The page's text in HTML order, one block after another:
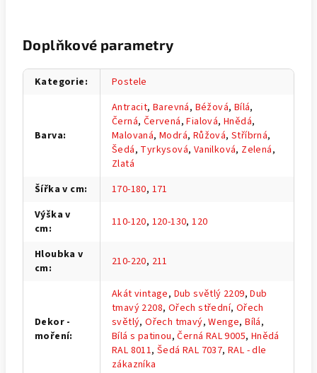
Doplňkové parametry
Kategorie: Postele
Barva:
Antracit,Barevná, Béžová, Bílá,
Černá, Červená,Fialová,Hnědá,
Malovaná,Modrá, Růžová,Stříbrná,
Šedá, Tyrkysová, Vanilková, Zelená,
Zlatá
Šířka v cm: 170-180, 171
Výška v
cm: 110-120, 120-130,120
Hloubka v
cm: 210-220, 211
Dekor -
moření:
Akát vintage, Dub světlý 2209,Dub
tmavý 2208, Ořech střední, Ořech
světlý,Ořech tmavý,Wenge,Bílá,
Bílá s patinou,Černá RAL 9005, Hnědá
RAL 8011,Šedá RAL 7037,RAL - dle
zákazníka